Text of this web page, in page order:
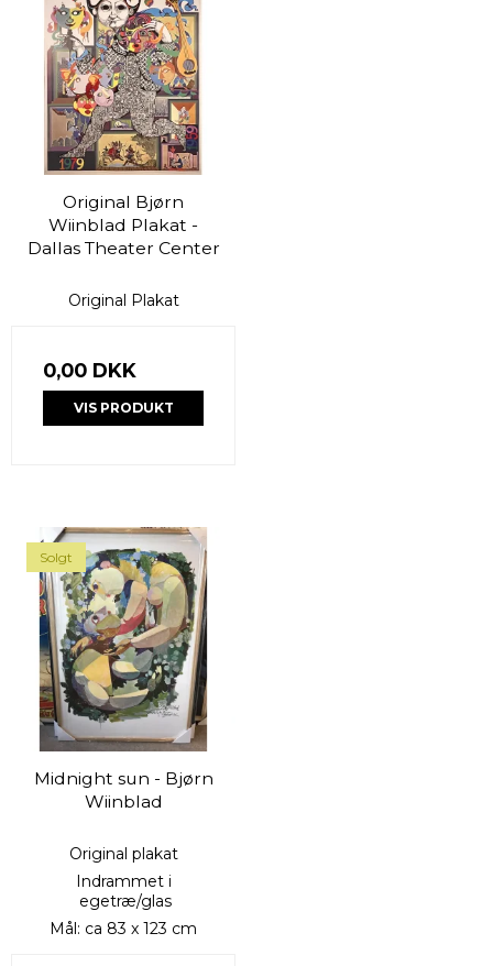
Original Bjørn
Wiinblad Plakat -
Dallas Theater Center
Original Plakat
0,00 DKK
VIS PRODUKT
Solgt
Midnight sun - Bjørn
Wiinblad
Original plakat
Indrammet i
egetræ/glas
Mål: ca 83 x 123 cm